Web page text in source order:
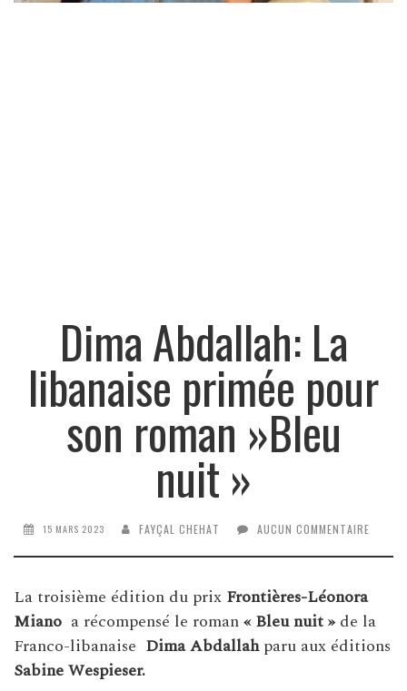
Dima Abdallah: La
libanaise primée pour
son roman »Bleu
nuit »
15 MARS 2023 FAYÇAL CHEHAT AUCUN COMMENTAIRE
La troisième édition du prix Frontières-Léonora
Miano a récompensé le roman« Bleu nuit » de la
Franco-libanaise Dima Abdallahparu aux éditions
Sabine Wespieser.